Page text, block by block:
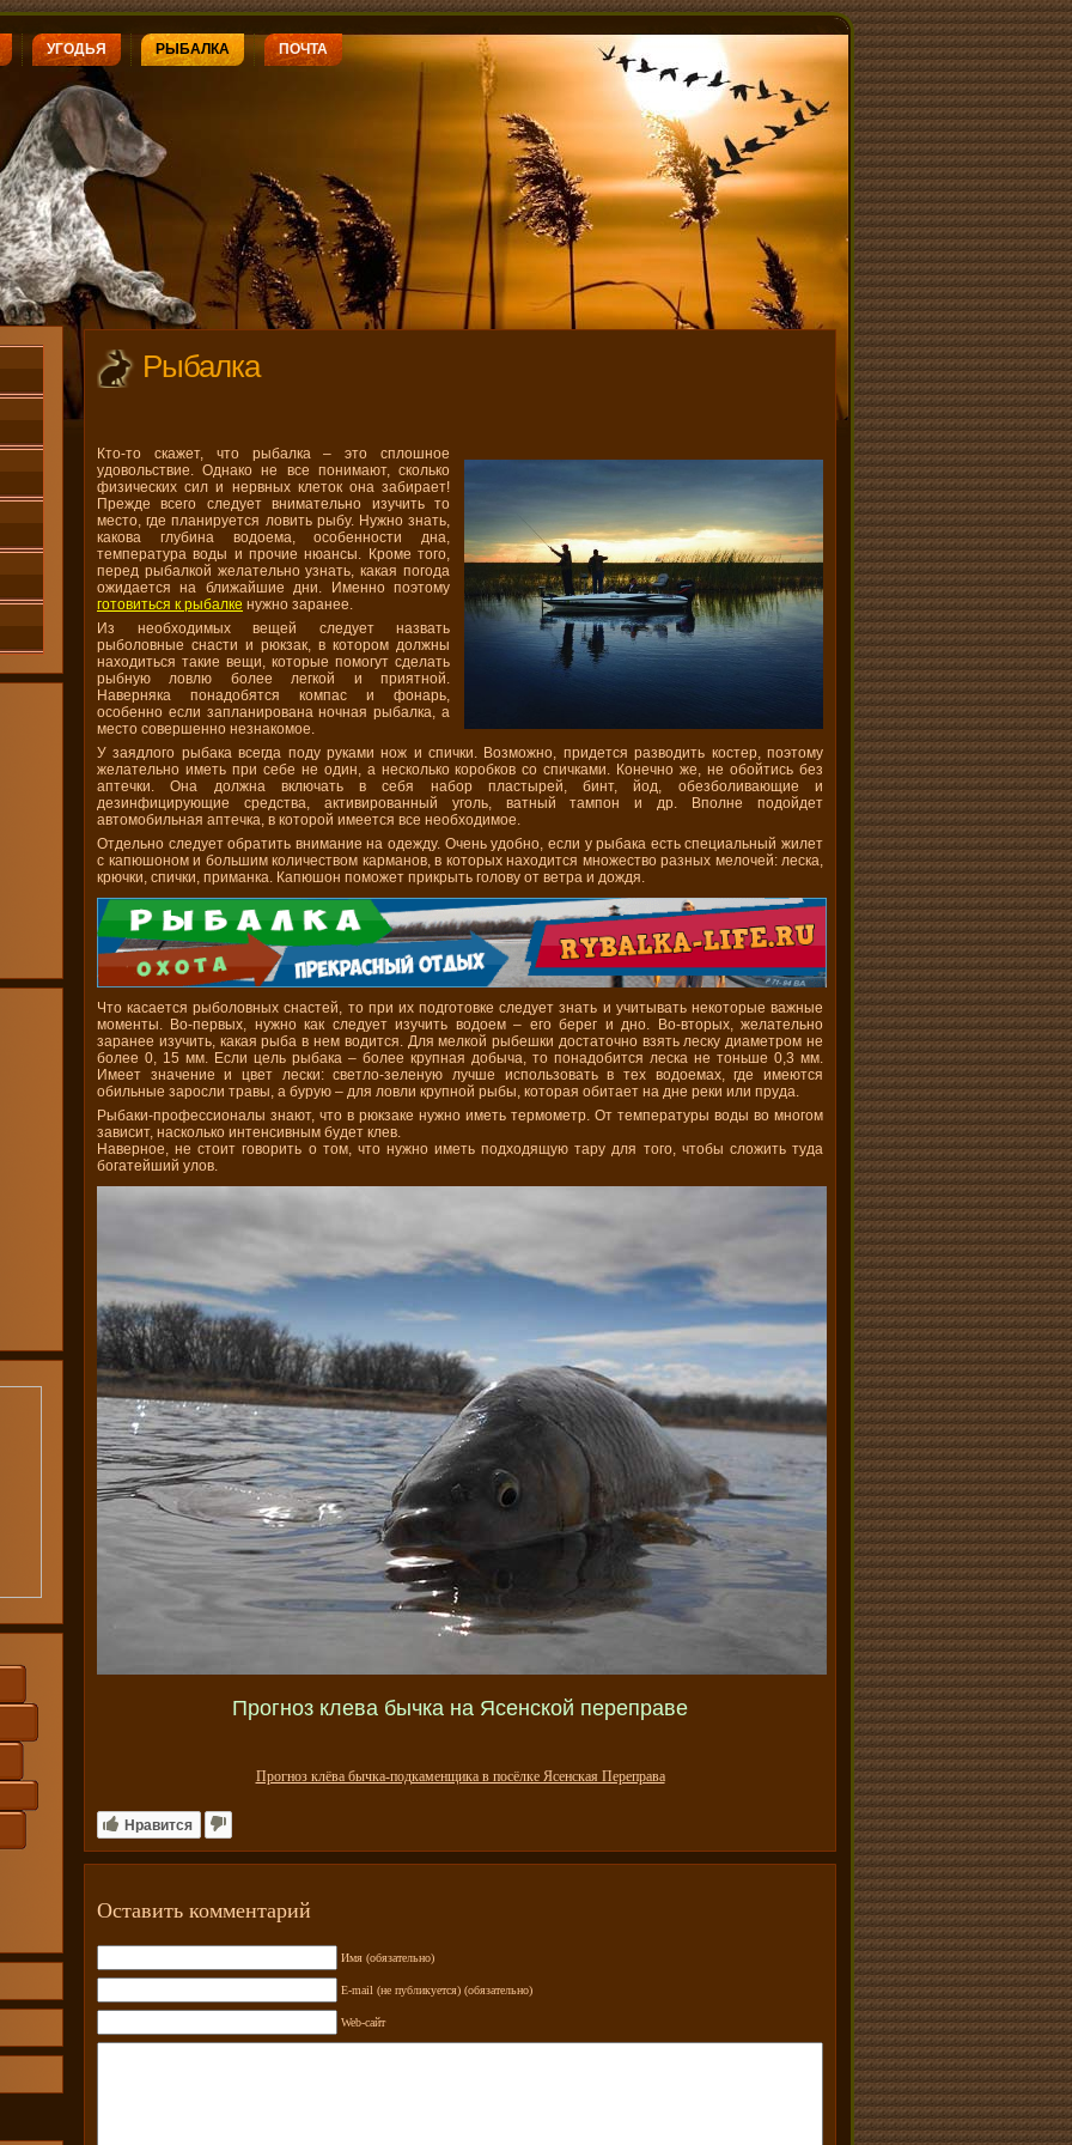
УГОДЬЯ РЫБАЛКА ПОЧТА
Рыбалка
Кто-то скажет, что рыбалка – это сплошное
удовольствие. Однако не все понимают, сколько
физических сил и нервных клеток она забирает!
Прежде всего следует внимательно изучить то
место, где планируется ловить рыбу. Нужно знать,
какова глубина водоема, особенности дна,
температура воды и прочие нюансы. Кроме того,
перед рыбалкой желательно узнать, какая погода
ожидается на ближайшие дни. Именно поэтому
готовиться к рыбалке нужно заранее.
Из необходимых вещей следует назвать
рыболовные снасти и рюкзак, в котором должны
находиться такие вещи, которые помогут сделать
рыбную ловлю более легкой и приятной.
Наверняка понадобятся компас и фонарь,
особенно если запланирована ночная рыбалка, а
место совершенно незнакомое.
У заядлого рыбака всегда поду руками нож и спички. Возможно, придется разводить костер, поэтому
желательно иметь при себе не один, а несколько коробков со спичками. Конечно же, не обойтись без
аптечки. Она должна включать в себя набор пластырей, бинт, йод, обезболивающие и
дезинфицирующие средства, активированный уголь, ватный тампон и др. Вполне подойдет
автомобильная аптечка, в которой имеется все необходимое.
Отдельно следует обратить внимание на одежду. Очень удобно, если у рыбака есть специальный жилет
с капюшоном и большим количеством карманов, в которых находится множество разных мелочей: леска,
крючки, спички, приманка. Капюшон поможет прикрыть голову от ветра и дождя.
Что касается рыболовных снастей, то при их подготовке следует знать и учитывать некоторые важные
моменты. Во-первых, нужно как следует изучить водоем – его берег и дно. Во-вторых, желательно
заранее изучить, какая рыба в нем водится. Для мелкой рыбешки достаточно взять леску диаметром не
более 0, 15 мм. Если цель рыбака – более крупная добыча, то понадобится леска не тоньше 0,3 мм.
Имеет значение и цвет лески: светло-зеленую лучше использовать в тех водоемах, где имеются
обильные заросли травы, а бурую – для ловли крупной рыбы, которая обитает на дне реки или пруда.
Рыбаки-профессионалы знают, что в рюкзаке нужно иметь термометр. От температуры воды во многом
зависит, насколько интенсивным будет клев.
Наверное, не стоит говорить о том, что нужно иметь подходящую тару для того, чтобы сложить туда
богатейший улов.
Прогноз клева бычка на Ясенской переправе
Прогноз клёва бычка-подкаменщика в посёлке Ясенская Переправа
Нравится
Оставить комментарий
Имя (обязательно)
E-mail (не публикуется) (обязательно)
Web-сайт